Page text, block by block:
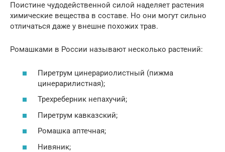
Поистине чудодейственной силой наделяет растения
химические вещества в составе. Но они могут сильно
отличаться даже у внешне похожих трав.
Ромашками в России называют несколько растений:
Пиретрум цинерариолистный (пижма
цинерарилистная);
Трехреберник непахучий;
Пиретрум кавказский;
Ромашка аптечная;
Нивяник;